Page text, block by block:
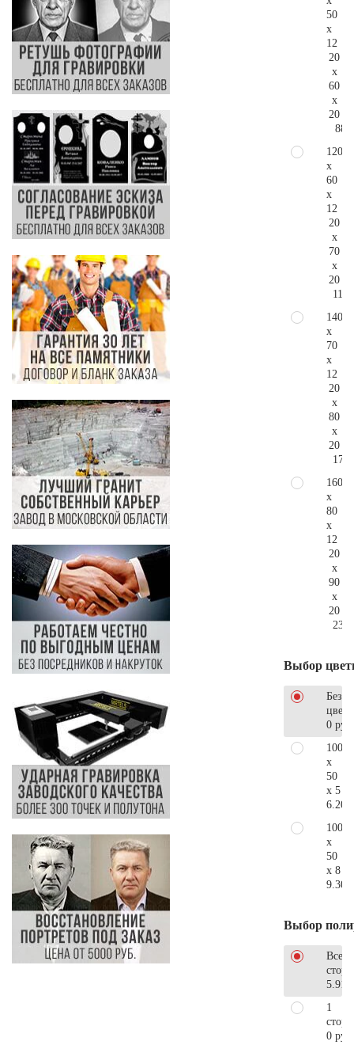
50
x
12
20
x
60
x
20
120
x
60
x
12
20
x
70
x
20
140
x
70
x
12
20
x
80
x
20
160
x
80
x
12
20
x
90
x
20
Выбор
Без
0 руб.
100
x
50
x 5
100
x
50
x 8
Выбор
Все
1
0 руб.